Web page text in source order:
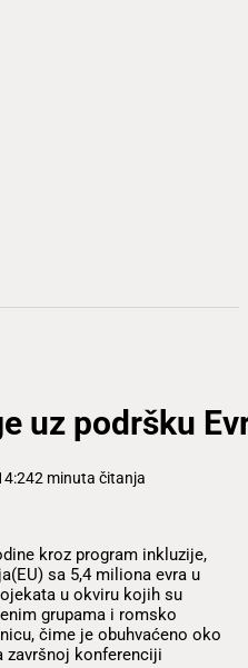
uz podršku
2 minuta čitanja
kroz program inkluzije,
sa 5,4 miliona evra u
u okviru kojih su
grupama i romsko
čime je obuhvaćeno oko
završnoj konferenciji